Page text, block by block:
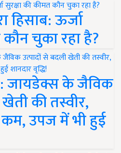
हिसाब: ऊर्जा
चुका रहा है?
जायडेक्स के जैविक
की तस्वीर,
उपज में भी हुई